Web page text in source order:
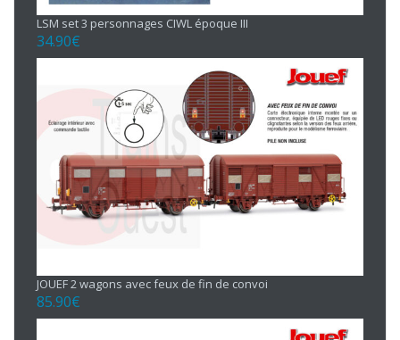
LSM set 3 personnages CIWL époque III
34.90€
JOUEF 2 wagons avec feux de fin de convoi
85.90€